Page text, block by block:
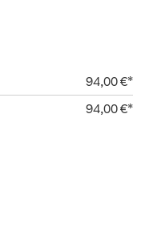
94,00 €*
94,00 €*